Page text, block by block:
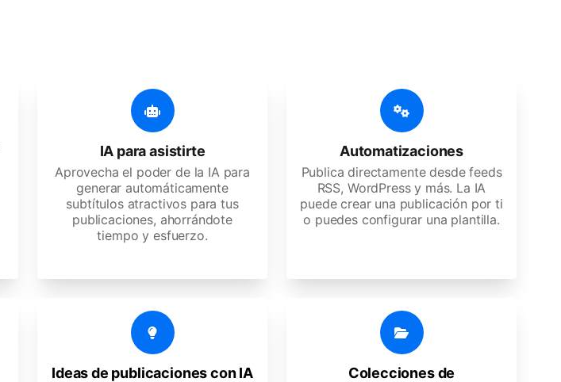
IA para asistirte
Aprovecha el poder de la IA para
generar automáticamente
subtítulos atractivos para tus
publicaciones, ahorrándote
tiempo y esfuerzo.
Automatizaciones
Publica directamente desde feeds
RSS, WordPress y más. La IA
puede crear una publicación por ti
o puedes configurar una plantilla.
Ideas de publicaciones con IA
Colecciones de